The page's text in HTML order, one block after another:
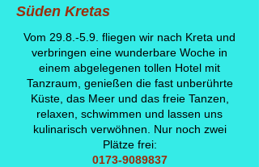
Süden Kretas
Vom 29.8.-5.9. fliegen wir nach Kreta und
verbringen eine wunderbare Woche in
einem abgelegenen tollen Hotel mit
Tanzraum, genießen die fast unberührte
Küste, das Meer und das freie Tanzen,
relaxen, schwimmen und lassen uns
kulinarisch verwöhnen. Nur noch zwei
Plätze frei:
0173-9089837